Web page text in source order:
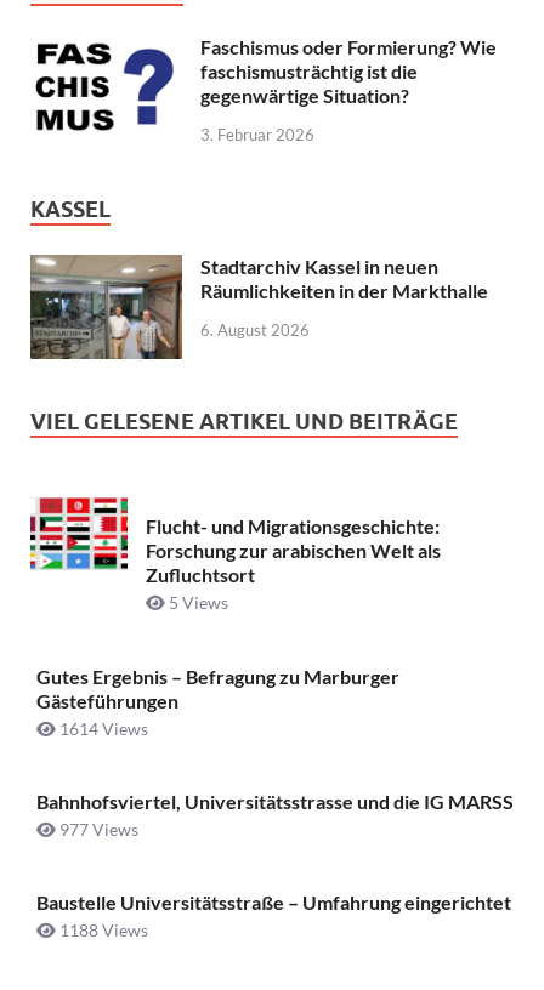
Faschismus oder Formierung? Wie
faschismusträchtig ist die
gegenwärtige Situation?
3. Februar 2026
KASSEL
Stadtarchiv Kassel in neuen
Räumlichkeiten in der Markthalle
6. August 2026
VIEL GELESENE ARTIKEL UND BEITRÄGE
Flucht- und Migrationsgeschichte:
Forschung zur arabischen Welt als
Zufluchtsort
5 Views
Gutes Ergebnis – Befragung zu Marburger
Gästeführungen
1614 Views
Bahnhofsviertel, Universitätsstrasse und die IG MARSS
977 Views
Baustelle Universitätsstraße ­– Umfahrung eingerichtet
1188 Views